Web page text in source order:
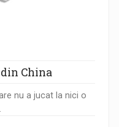
China
nu a jucat la nici o